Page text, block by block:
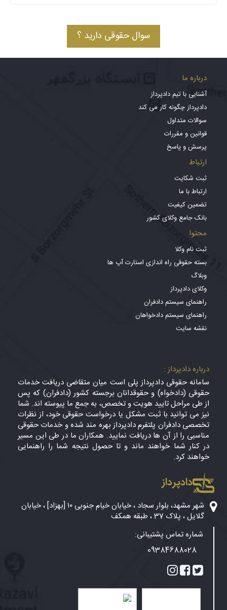
سوال حقوقی دارید ؟
درباره ما
آشنایی با تیم دادپرداز
دادپرداز چگونه کار می کند
سوالات متداول
قوانین و مقررات
پرسش و پاسخ
ارتباط
ثبت شکایت
ارتباط با ما
تضمین کیفیت
بانک جامع وکلای کشور
محتوا
ثبت نام وکلا
بسته حقوقی راه اندازی استارت آپ ها
وبلاگ
وکلای دادپرداز
راهنمای سیستم دادفران
راهنمای سیستم دادخواهان
نقشه سایت
درباره دادپرداز :
سامانه حقوقی دادپرداز پلی است میان متقاضی دریافت خدمات
حقوقی (دادخواه) و حقوقدانان برجسته کشور (دادفران) که پس
از طی مراحل تایید هویت و تخصص، به جمع ما پیوسته اند. شما
نیز می توانید با ثبت مشکل یا درخواست حقوقی خود، از نظرات
تخصصی دادفران پلتفرم دادپرداز بهره مند شده و خدمات حقوقی
مناسبی را از آن ها دریافت نمایید. همکاران ما در طی این مسیر
در کنار شما خواهند ماند و تا حصول نتیجه شما را راهنمایی
خواهند کرد.
دادپرداز
شهر مشهد، بلوار سجاد ، خیابان خیام جنوبی ۱۰ [بهزاد] ، خیابان
گلایل ، پلاک 37 ، طبقه همکف
شماره تماس پشتیبانی:
09384688028